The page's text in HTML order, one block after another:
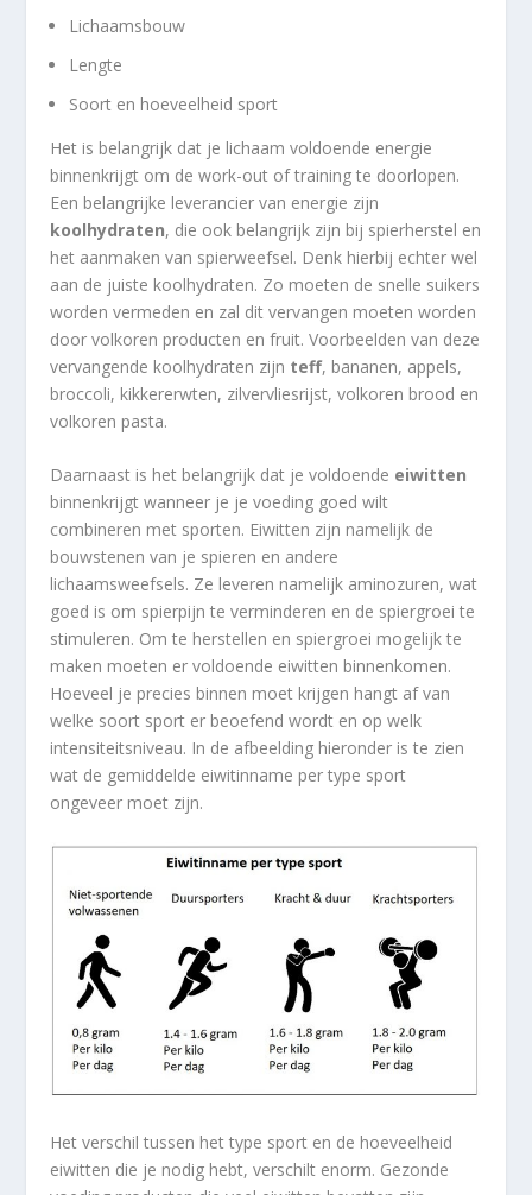
Lichaamsbouw
Lengte
Soort en hoeveelheid sport
Het is belangrijk dat je lichaam voldoende energie
binnenkrijgt om de work-out of training te doorlopen.
Een belangrijke leverancier van energie zijn
koolhydraten, die ook belangrijk zijn bij spierherstel en
het aanmaken van spierweefsel. Denk hierbij echter wel
aan de juiste koolhydraten. Zo moeten de snelle suikers
worden vermeden en zal dit vervangen moeten worden
door volkoren producten en fruit. Voorbeelden van deze
vervangende koolhydraten zijn teff, bananen, appels,
broccoli, kikkererwten, zilvervliesrijst, volkoren brood en
volkoren pasta.
Daarnaast is het belangrijk dat je voldoende eiwitten
binnenkrijgt wanneer je je voeding goed wilt
combineren met sporten. Eiwitten zijn namelijk de
bouwstenen van je spieren en andere
lichaamsweefsels. Ze leveren namelijk aminozuren, wat
goed is om spierpijn te verminderen en de spiergroei te
stimuleren. Om te herstellen en spiergroei mogelijk te
maken moeten er voldoende eiwitten binnenkomen.
Hoeveel je precies binnen moet krijgen hangt af van
welke soort sport er beoefend wordt en op welk
intensiteitsniveau. In de afbeelding hieronder is te zien
wat de gemiddelde eiwitinname per type sport
ongeveer moet zijn.
Het verschil tussen het type sport en de hoeveelheid
eiwitten die je nodig hebt, verschilt enorm. Gezonde